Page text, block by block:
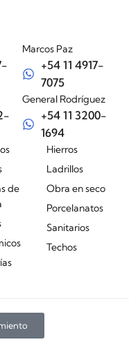
Marcos Paz
+54 11 4917-
7075
General Rodríguez
+54 11 3200-
1694
de
Hierros
Ladrillos
Obra en seco
Porcelanatos
Sanitarios
Techos